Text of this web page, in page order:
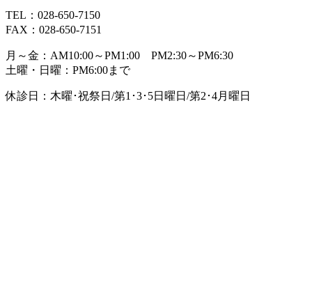
TEL：028-650-7150
FAX：028-650-7151
月～金：AM10:00～PM1:00 PM2:30～PM6:30
土曜・日曜：PM6:00まで
休診日：木曜･祝祭日/第1･3･5日曜日/第2･4月曜日